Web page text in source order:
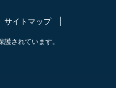
サイトマップ
されています。